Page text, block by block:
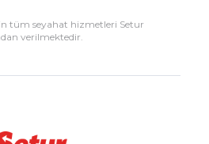
tüm seyahat hizmetleri Setur
verilmektedir.